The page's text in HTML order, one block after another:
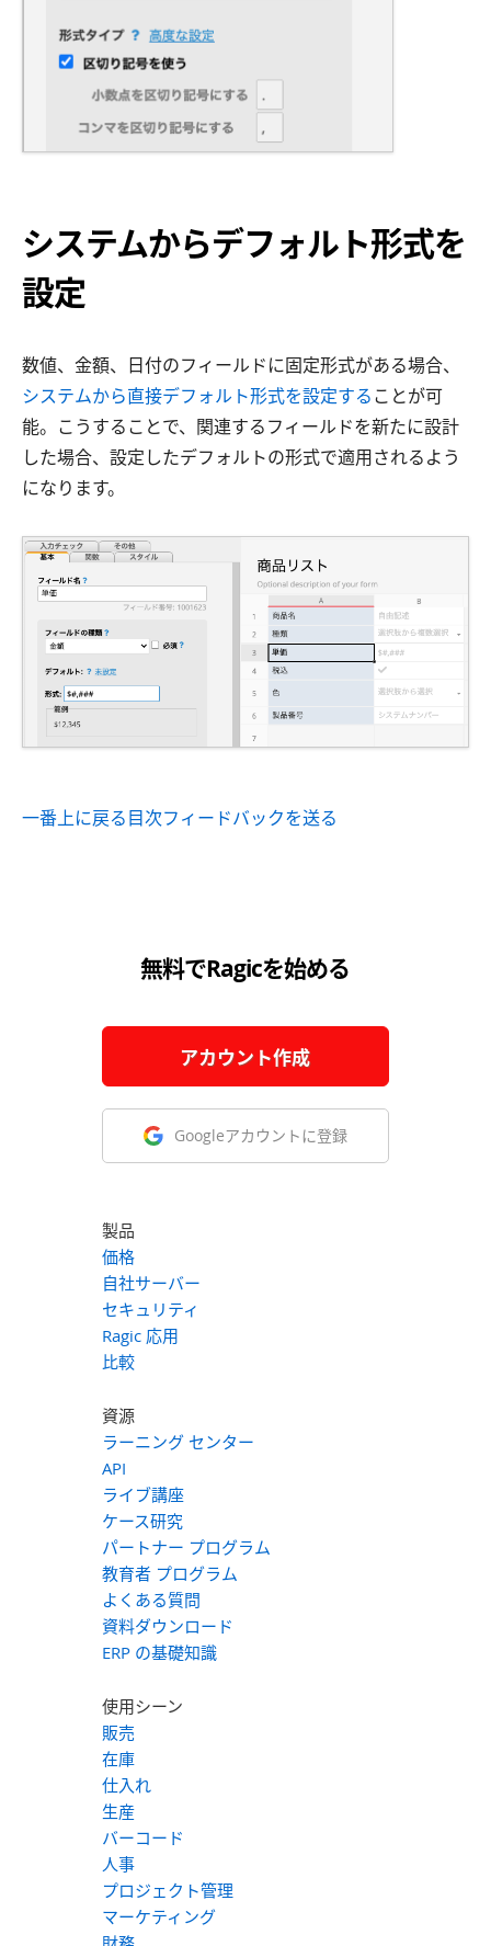
システムからデフォルト形式を
設定
数値、金額、日付のフィールドに固定形式がある場合、
システムから直接デフォルト形式を設定することが可
能。こうすることで、関連するフィールドを新たに設計
した場合、設定したデフォルトの形式で適用されるよう
になります。
一番上に戻る目次フィードバックを送る
無料でRagicを始める
アカウント作成
Googleアカウントに登録
製品
価格
自社サーバー
セキュリティ
Ragic 応用
比較
資源
ラーニング センター
API
ライブ講座
ケース研究
パートナー プログラム
教育者 プログラム
よくある質問
資料ダウンロード
ERP の基礎知識
使用シーン
販売
在庫
仕入れ
生産
バーコード
人事
プロジェクト管理
マーケティング